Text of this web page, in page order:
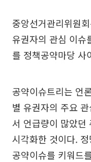
중앙선거관리위원
유권자의 관심 이
를 정책공약마당 사
공약이슈트리는 언
별 유권자의 주요
서 언급량이 많았던
시각화한 것이다. 정
공약이슈를 키워드